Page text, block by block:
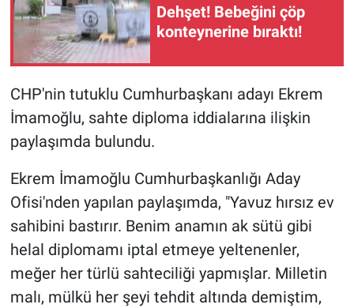
Dehşet! Bebeğini çöp
konteynerine bıraktı!
CHP'nin tutuklu Cumhurbaşkanı adayı Ekrem
İmamoğlu, sahte diploma iddialarına ilişkin
paylaşımda bulundu.
Ekrem İmamoğlu Cumhurbaşkanlığı Aday
Ofisi'nden yapılan paylaşımda, "Yavuz hırsız ev
sahibini bastırır. Benim anamın ak sütü gibi
helal diplomamı iptal etmeye yeltenenler,
meğer her türlü sahteciliği yapmışlar. Milletin
malı, mülkü her şeyi tehdit altında demiştim,
İlan
Kimdir
Koronavirüs
Kültür Sanat
Ne demişti
Nedir
Popüler